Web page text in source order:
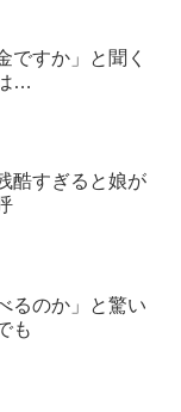
ですか」と聞く
…
酷すぎると娘が
るのか」と驚い
も